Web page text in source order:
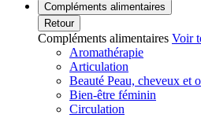
Compléments alimentaires
Retour
Compléments alimentaires Voir
Aromathérapie
Articulation
Beauté Peau, cheveux et
Bien-être féminin
Circulation